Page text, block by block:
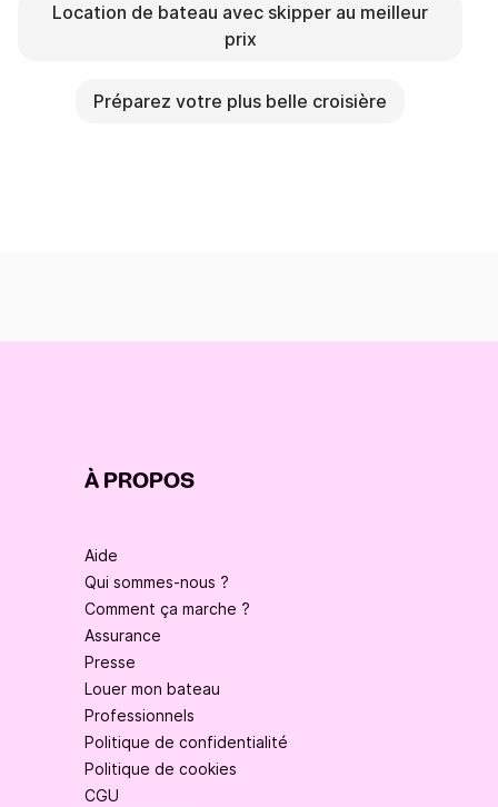
Location de bateau avec skipper au meilleur
prix
Préparez votre plus belle croisière
À PROPOS
Aide
Qui sommes-nous ?
Comment ça marche ?
Assurance
Presse
Louer mon bateau
Professionnels
Politique de confidentialité
Politique de cookies
CGU